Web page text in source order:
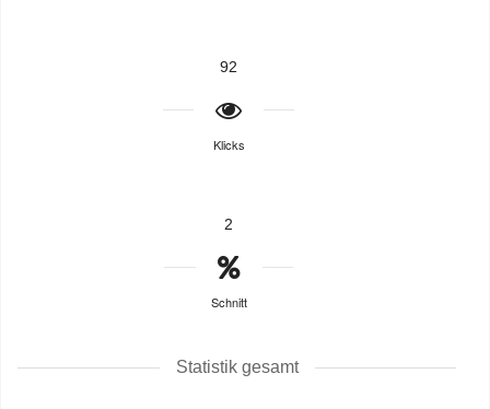
92
Klicks
2
Schnitt
Statistik gesamt